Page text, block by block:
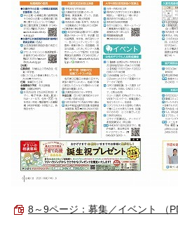
8～9ページ：募集／イベント （